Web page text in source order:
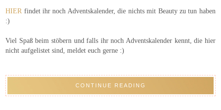
HIER findet ihr noch Adventskalender, die nichts mit Beauty zu tun haben
:)
Viel Spaß beim stöbern und falls ihr noch Adventskalender kennt, die hier
nicht aufgelistet sind, meldet euch gerne :)
CONTINUE READING